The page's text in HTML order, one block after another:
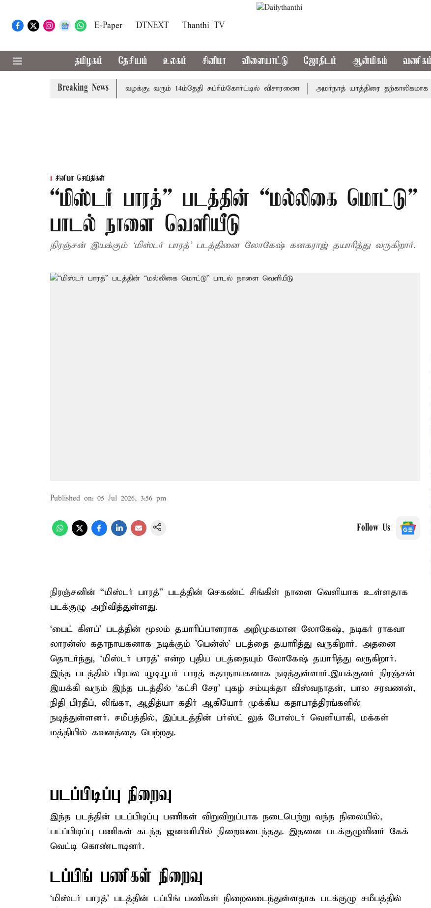
E-Paper DTNEXT Thanthi TV
தமிழகம் தேசியம் உலகம் சினிமா விளையாட்டு ஜோதிடம் ஆன்மிகம்
Breaking News
அரசுப்பணி வழக்கு; வரும் 14ம்தேதி சுப்ரீம்கோர்ட்டில் விசாரணை அமர்நாத் யாத்திரை தற்காலிகமாக
சினிமா செய்திகள்
“மிஸ்டர் பாரத்” படத்தின் “மல்லிகை மொட்டு”
பாடல் நாளை வெளியீடு
நிரஞ்சன் இயக்கும் ‘மிஸ்டர் பாரத்’ படத்தினை லோகேஷ் கனகராஜ் தயாரித்து வருகிறார்.
Published on: 05 Jul 2026, 3:56 pm
Follow Us
நிரஞ்சனின் “மிஸ்டர் பாரத்” படத்தின் செகண்ட் சிங்கிள் நாளை வெளியாக உள்ளதாக
படக்குழு அறிவித்துள்ளது.
‘பைட் கிளப்’ படத்தின் மூலம் தயாரிப்பாளராக அறிமுகமான லோகேஷ், நடிகர் ராகவா
லாரன்ஸ் கதாநாயகனாக நடிக்கும் 'பென்ஸ்' படத்தை தயாரித்து வருகிறார். அதனை
தொடர்ந்து, ‘மிஸ்டர் பாரத்’ என்ற புதிய படத்தையும் லோகேஷ் தயாரித்து வருகிறார்.
இந்த படத்தில் பிரபல யூடியூபர் பாரத் கதாநாயகனாக நடித்துள்ளார்.இயக்குனர் நிரஞ்சன்
இயக்கி வரும் இந்த படத்தில் ‘கட்சி சேர’ புகழ் சம்யுக்தா விஸ்வநாதன், பால சரவணன்,
நிதி பிரதீப், லிங்கா, ஆதித்யா கதிர் ஆகியோர் முக்கிய கதாபாத்திரங்களில்
நடித்துள்ளனர். சமீபத்தில், இப்படத்தின் பர்ஸ்ட் லுக் போஸ்டர் வெளியாகி, மக்கள்
மத்தியில் கவனத்தை பெற்றது.
படப்பிடிப்பு நிறைவு
இந்த படத்தின் படப்பிடிப்பு பணிகள் விறுவிறுப்பாக நடைபெற்று வந்த நிலையில்,
படப்பிடிப்பு பணிகள் கடந்த ஜனவரியில் நிறைவடைந்தது. இதனை படக்குழுவினர் கேக்
வெட்டி கொண்டாடினர்.
டப்பிங் பணிகள் நிறைவு
‘மிஸ்டர் பாரத்’ படத்தின் டப்பிங் பணிகள் நிறைவடைந்துள்ளதாக படக்குழு சமீபத்தில்